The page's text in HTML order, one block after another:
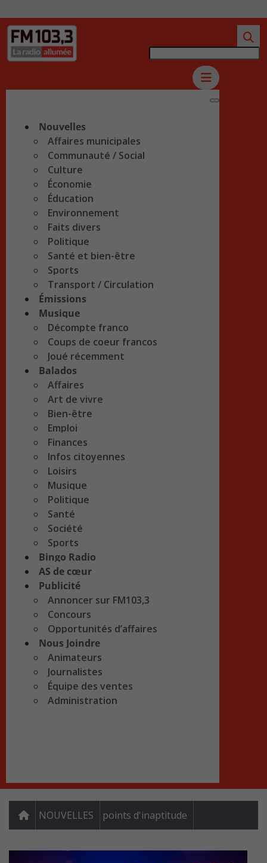
Nouvelles
Affaires municipales
Communauté / Social
Culture
Économie
Éducation
Environnement
Faits divers
Politique
Santé et bien-être
Sports
Transport / Circulation
Émissions
Musique
Décompte franco
Coups de coeur francos
Joué récemment
Balados
Affaires
Art de vivre
Bien-être
Emploi
Finances
Infos citoyennes
Loisirs
Musique
Politique
Santé
Société
Sports
Bingo Radio
AS de cœur
Publicité
Annoncer sur FM103,3
Concours
Opportunités d’affaires
Nous Joindre
Animateurs
Journalistes
Équipe des ventes
Administration
NOUVELLES points d'inaptitude